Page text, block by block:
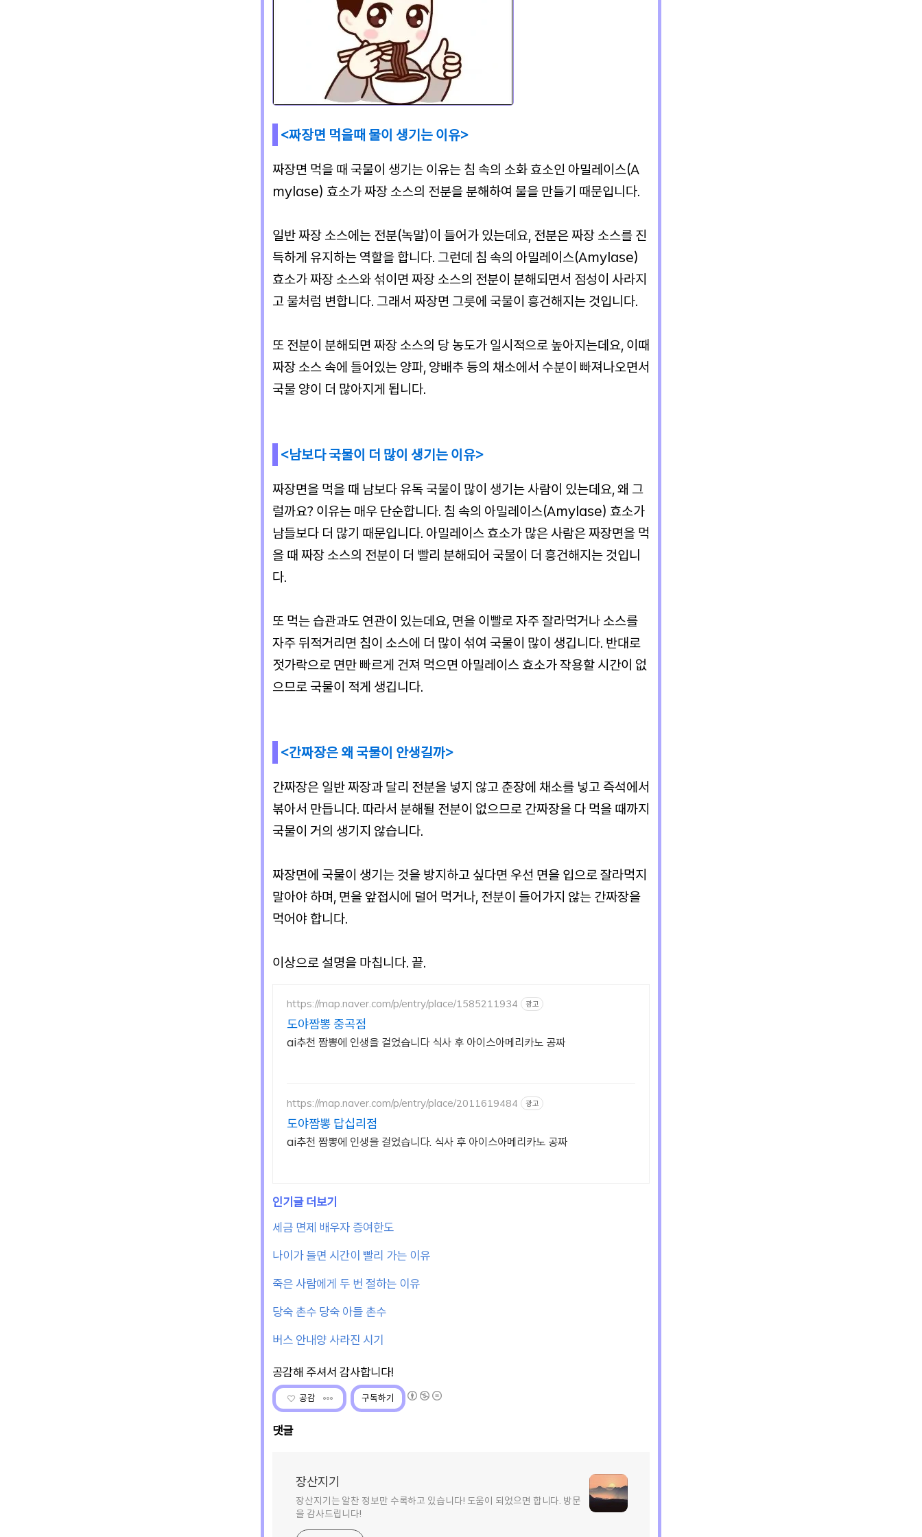
<짜장면 먹을때 물이 생기는 이유>
짜장면 먹을 때 국물이 생기는 이유는 침 속의 소화 효소인 아밀레이스(A
mylase) 효소가 짜장 소스의 전분을 분해하여 물을 만들기 때문입니다.
일반 짜장 소스에는 전분(녹말)이 들어가 있는데요, 전분은 짜장 소스를 진
득하게 유지하는 역할을 합니다. 그런데 침 속의 아밀레이스(Amylase)
효소가 짜장 소스와 섞이면 짜장 소스의 전분이 분해되면서 점성이 사라지
고 물처럼 변합니다. 그래서 짜장면 그릇에 국물이 흥건해지는 것입니다.
또 전분이 분해되면 짜장 소스의 당 농도가 일시적으로 높아지는데요, 이때
짜장 소스 속에 들어있는 양파, 양배추 등의 채소에서 수분이 빠져나오면서
국물 양이 더 많아지게 됩니다.
<남보다 국물이 더 많이 생기는 이유>
짜장면을 먹을 때 남보다 유독 국물이 많이 생기는 사람이 있는데요, 왜 그
럴까요? 이유는 매우 단순합니다. 침 속의 아밀레이스(Amylase) 효소가
남들보다 더 많기 때문입니다. 아밀레이스 효소가 많은 사람은 짜장면을 먹
을 때 짜장 소스의 전분이 더 빨리 분해되어 국물이 더 흥건해지는 것입니
다.
또 먹는 습관과도 연관이 있는데요, 면을 이빨로 자주 잘라먹거나 소스를
자주 뒤적거리면 침이 소스에 더 많이 섞여 국물이 많이 생깁니다. 반대로
젓가락으로 면만 빠르게 건져 먹으면 아밀레이스 효소가 작용할 시간이 없
으므로 국물이 적게 생깁니다.
<간짜장은 왜 국물이 안생길까>
간짜장은 일반 짜장과 달리 전분을 넣지 않고 춘장에 채소를 넣고 즉석에서
볶아서 만듭니다. 따라서 분해될 전분이 없으므로 간짜장을 다 먹을 때까지
국물이 거의 생기지 않습니다.
짜장면에 국물이 생기는 것을 방지하고 싶다면 우선 면을 입으로 잘라먹지
말아야 하며, 면을 앞접시에 덜어 먹거나, 전분이 들어가지 않는 간짜장을
먹어야 합니다.
이상으로 설명을 마칩니다. 끝.
https://map.naver.com/p/entry/place/1585211934 광고
도야짬뽕 중곡점
ai추천 짬뽕에 인생을 걸었습니다 식사 후 아이스아메리카노 공짜
https://map.naver.com/p/entry/place/2011619484 광고
도야짬뽕 답십리점
ai추천 짬뽕에 인생을 걸었습니다. 식사 후 아이스아메리카노 공짜
세금 면제 배우자 증여한도
나이가 들면 시간이 빨리 가는 이유
죽은 사람에게 두 번 절하는 이유
당숙 촌수 당숙 아들 촌수
버스 안내양 사라진 시기
공감 구독하기
댓글
장산지기
장산지기는 알찬 정보만 수록하고 있습니다! 도움이 되었으면 합니다. 방문
을 감사드립니다!